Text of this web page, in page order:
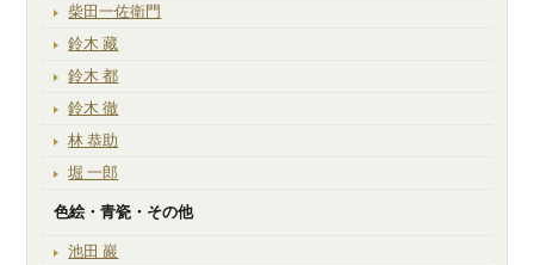
柴田一佐衛門
鈴木 藏
鈴木 都
鈴木 徹
林 恭助
堀 一郎
色絵・青瓷・その他
池田 巖